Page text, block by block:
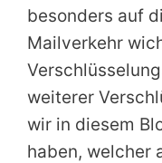
besonders auf
Mailverkehr
weiterer
wir in diesem
haben, welcher